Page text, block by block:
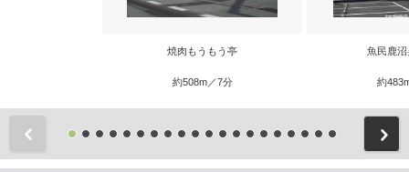
焼肉もうもう亭
約508m／7分
魚民鹿
約